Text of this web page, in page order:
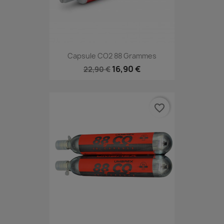
Capsule CO2 88 Grammes
22,90 € 16,90 €
favorite_border